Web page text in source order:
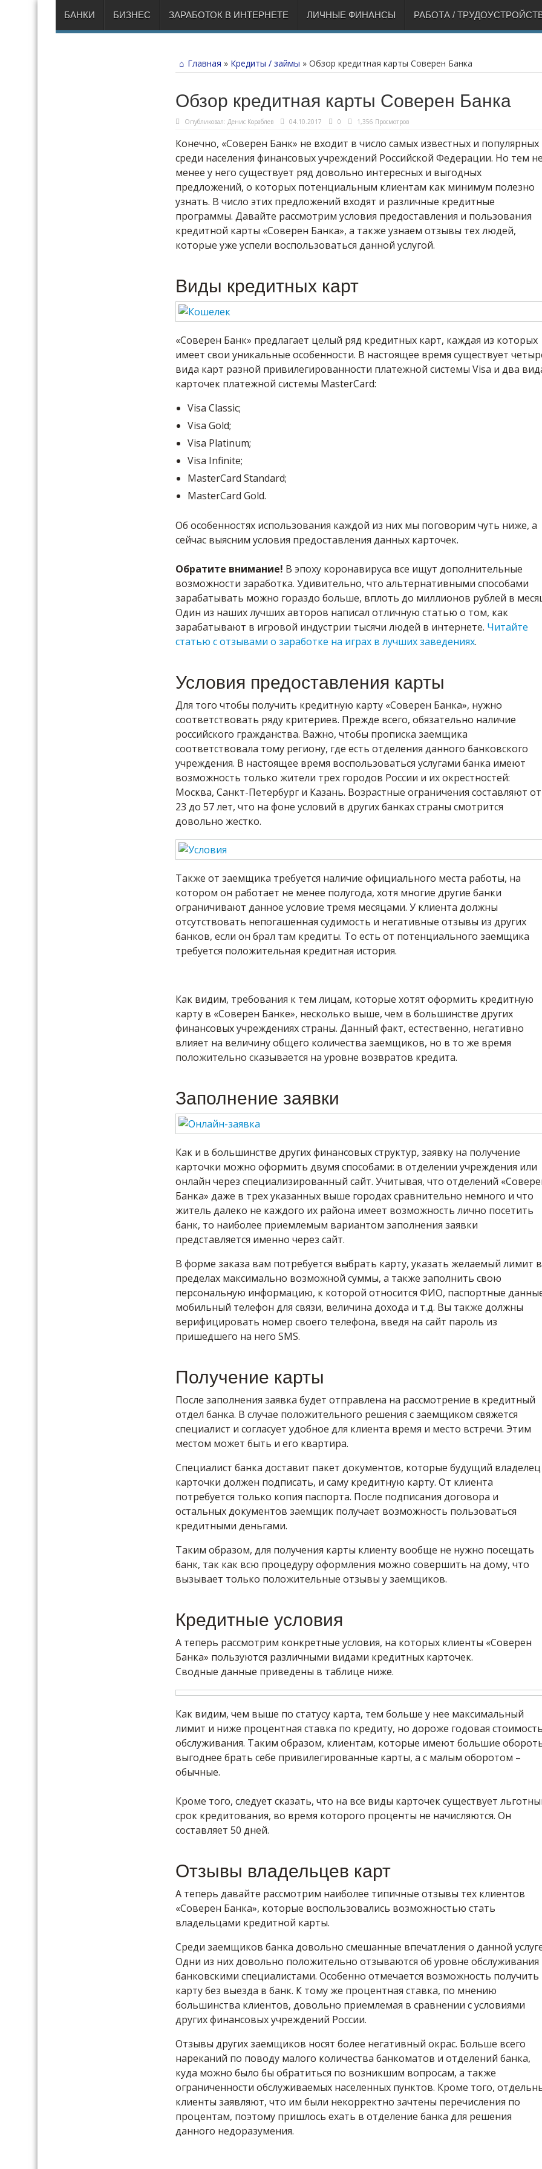
БАНКИ БИЗНЕС ЗАРАБОТОК В ИНТЕРНЕТЕ ЛИЧНЫЕ ФИНАНСЫ РАБОТА /
Главная » Кредиты / займы » Обзор кредитная карты Соверен Банка
Обзор кредитная карты Соверен Банка
Опубликовал: Денис Кораблев 04.10.2017 0 1,356 Просмотров
Конечно, «Соверен Банк» не входит в число самых известных и популярных
среди населения финансовых учреждений Российской Федерации. Но тем
менее у него существует ряд довольно интересных и выгодных
предложений, о которых потенциальным клиентам как минимум полезно
узнать. В число этих предложений входят и различные кредитные
программы. Давайте рассмотрим условия предоставления и пользования
кредитной карты «Соверен Банка», а также узнаем отзывы тех людей,
которые уже успели воспользоваться данной услугой.
Виды кредитных карт
«Соверен Банк» предлагает целый ряд кредитных карт, каждая из которых
имеет свои уникальные особенности. В настоящее время существует
вида карт разной привилегированности платежной системы Visa и два
карточек платежной системы MasterCard:
Visa Classic;
Visa Gold;
Visa Platinum;
Visa Infinite;
MasterCard Standard;
MasterCard Gold.
Об особенностях использования каждой из них мы поговорим чуть ниже, а
сейчас выясним условия предоставления данных карточек.
Обратите внимание! В эпоху коронавируса все ищут дополнительные
возможности заработка. Удивительно, что альтернативными способами
зарабатывать можно гораздо больше, вплоть до миллионов рублей в
Один из наших лучших авторов написал отличную статью о том, как
зарабатывают в игровой индустрии тысячи людей в интернете. Читайте
статью с отзывами о заработке на играх в лучших заведениях.
Условия предоставления карты
Для того чтобы получить кредитную карту «Соверен Банка», нужно
соответствовать ряду критериев. Прежде всего, обязательно наличие
российского гражданства. Важно, чтобы прописка заемщика
соответствовала тому региону, где есть отделения данного банковского
учреждения. В настоящее время воспользоваться услугами банка имеют
возможность только жители трех городов России и их окрестностей:
Москва, Санкт-Петербург и Казань. Возрастные ограничения составляют от
23 до 57 лет, что на фоне условий в других банках страны смотрится
довольно жестко.
Также от заемщика требуется наличие официального места работы, на
котором он работает не менее полугода, хотя многие другие банки
ограничивают данное условие тремя месяцами. У клиента должны
отсутствовать непогашенная судимость и негативные отзывы из других
банков, если он брал там кредиты. То есть от потенциального заемщика
требуется положительная кредитная история.
Как видим, требования к тем лицам, которые хотят оформить кредитную
карту в «Соверен Банке», несколько выше, чем в большинстве других
финансовых учреждениях страны. Данный факт, естественно, негативно
влияет на величину общего количества заемщиков, но в то же время
положительно сказывается на уровне возвратов кредита.
Заполнение заявки
Как и в большинстве других финансовых структур, заявку на получение
карточки можно оформить двумя способами: в отделении учреждения или
онлайн через специализированный сайт. Учитывая, что отделений
Банка» даже в трех указанных выше городах сравнительно немного и что
житель далеко не каждого их района имеет возможность лично посетить
банк, то наиболее приемлемым вариантом заполнения заявки
представляется именно через сайт.
В форме заказа вам потребуется выбрать карту, указать желаемый лимит в
пределах максимально возможной суммы, а также заполнить свою
персональную информацию, к которой относится ФИО, паспортные
мобильный телефон для связи, величина дохода и т.д. Вы также должны
верифицировать номер своего телефона, введя на сайт пароль из
пришедшего на него SMS.
Получение карты
После заполнения заявка будет отправлена на рассмотрение в кредитный
отдел банка. В случае положительного решения с заемщиком свяжется
специалист и согласует удобное для клиента время и место встречи. Этим
местом может быть и его квартира.
Специалист банка доставит пакет документов, которые будущий владелец
карточки должен подписать, и саму кредитную карту. От клиента
потребуется только копия паспорта. После подписания договора и
остальных документов заемщик получает возможность пользоваться
кредитными деньгами.
Таким образом, для получения карты клиенту вообще не нужно посещать
банк, так как всю процедуру оформления можно совершить на дому, что
вызывает только положительные отзывы у заемщиков.
Кредитные условия
А теперь рассмотрим конкретные условия, на которых клиенты «Соверен
Банка» пользуются различными видами кредитных карточек.
Сводные данные приведены в таблице ниже.
Как видим, чем выше по статусу карта, тем больше у нее максимальный
лимит и ниже процентная ставка по кредиту, но дороже годовая
обслуживания. Таким образом, клиентам, которые имеют большие
выгоднее брать себе привилегированные карты, а с малым оборотом –
обычные.
Кроме того, следует сказать, что на все виды карточек существует
срок кредитования, во время которого проценты не начисляются. Он
составляет 50 дней.
Отзывы владельцев карт
А теперь давайте рассмотрим наиболее типичные отзывы тех клиентов
«Соверен Банка», которые воспользовались возможностью стать
владельцами кредитной карты.
Среди заемщиков банка довольно смешанные впечатления о данной
Одни из них довольно положительно отзываются об уровне обслуживания
банковскими специалистами. Особенно отмечается возможность получить
карту без выезда в банк. К тому же процентная ставка, по мнению
большинства клиентов, довольно приемлемая в сравнении с условиями
других финансовых учреждений России.
Отзывы других заемщиков носят более негативный окрас. Больше всего
нареканий по поводу малого количества банкоматов и отделений банка,
куда можно было бы обратиться по возникшим вопросам, а также
ограниченности обслуживаемых населенных пунктов. Кроме того,
клиенты заявляют, что им были некорректно зачтены перечисления по
процентам, поэтому пришлось ехать в отделение банка для решения
данного недоразумения.